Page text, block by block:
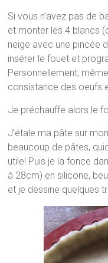
Si vous n’avez pas de
et monter les 4 blancs
neige avec une pincée
insérer le fouet et
Personnellement,
consistance des oeufs
Je préchauffe alors le
J’étale ma pâte sur
beaucoup de pâtes,
utile! Puis je la fonce
à 28cm) en silicone,
et je dessine quelques